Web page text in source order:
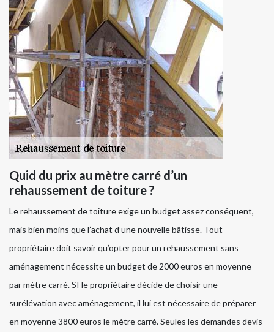
Quid du prix au mètre carré d’un
rehaussement de toiture ?
Le rehaussement de toiture exige un budget assez conséquent,
mais bien moins que l’achat d’une nouvelle bâtisse. Tout
propriétaire doit savoir qu’opter pour un rehaussement sans
aménagement nécessite un budget de 2000 euros en moyenne
par mètre carré. SI le propriétaire décide de choisir une
surélévation avec aménagement, il lui est nécessaire de préparer
en moyenne 3800 euros le mètre carré. Seules les demandes devis